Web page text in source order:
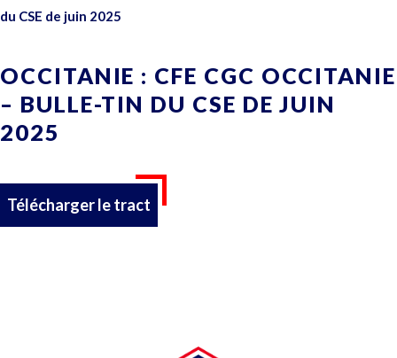
du CSE de juin 2025
OCCITANIE : CFE CGC OCCITANIE
– BULLE-TIN DU CSE DE JUIN
2025
Télécharger le tract